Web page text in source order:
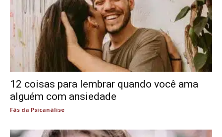
12 coisas para lembrar quando você ama
alguém com ansiedade
Fãs da Psicanálise